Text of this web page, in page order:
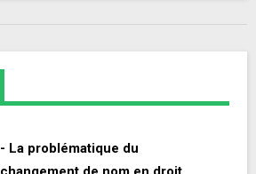
- La problématique du